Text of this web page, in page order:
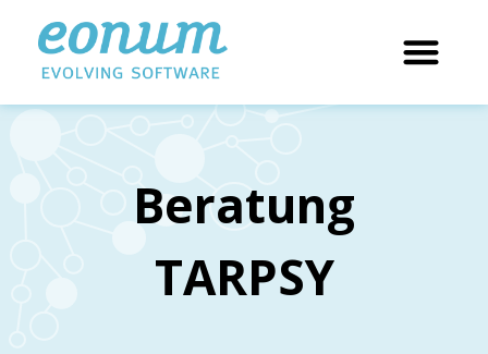
Beratung
TARPSY